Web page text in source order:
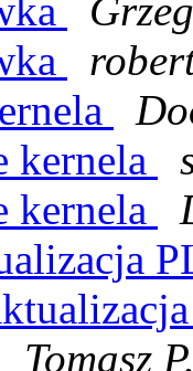
kernela
kernela
Tomasz